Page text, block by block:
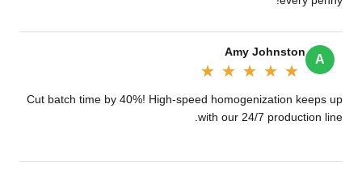
A
Amy Johnston
★★★★★
★★★★★
Cut batch time by 40%! High-speed homogenization keeps up
with our 24/7 production line.